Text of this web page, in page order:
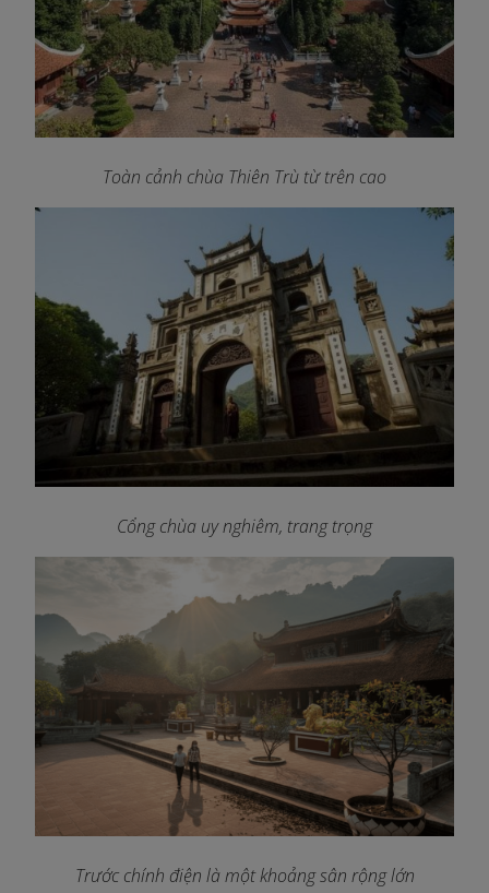
Toàn cảnh chùa Thiên Trù từ trên cao
Cổng chùa uy nghiêm, trang trọng
Trước chính điện là một khoảng sân rộng lớn